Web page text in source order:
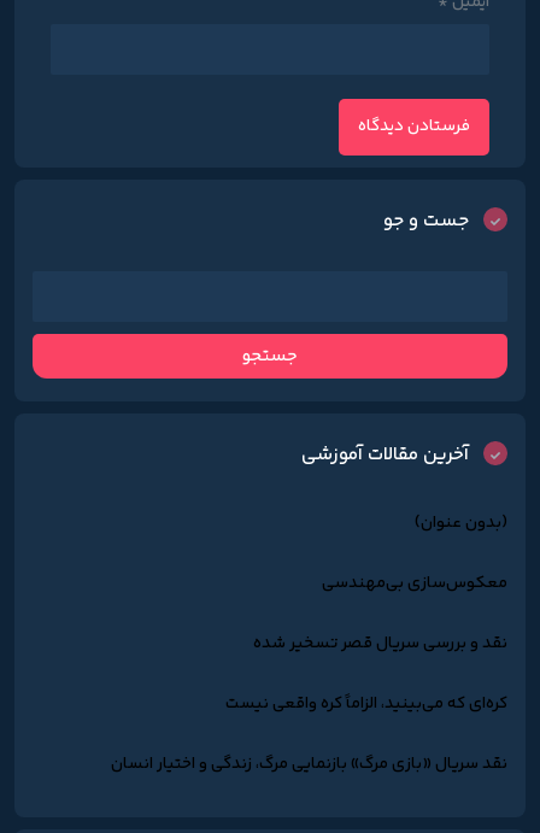
جست و جو
آخرین مقالات آموزشی
(بدون عنوان)
معکوس‌سازی بی‌مهندسی
نقد و بررسی سریال قصر تسخیر شده
کره‌ای که می‌بینید، الزاماً کره واقعی نیست
نقد سریال «بازی مرگ» بازنمایی مرگ، زندگی و اختیار انسان